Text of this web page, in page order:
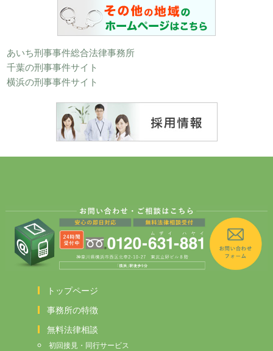
あいち刑事事件総合法律事務所
千葉の刑事事件サイト
横浜の刑事事件サイト
トップページ
事務所の特徴
無料法律相談
初回接見・同行サービス